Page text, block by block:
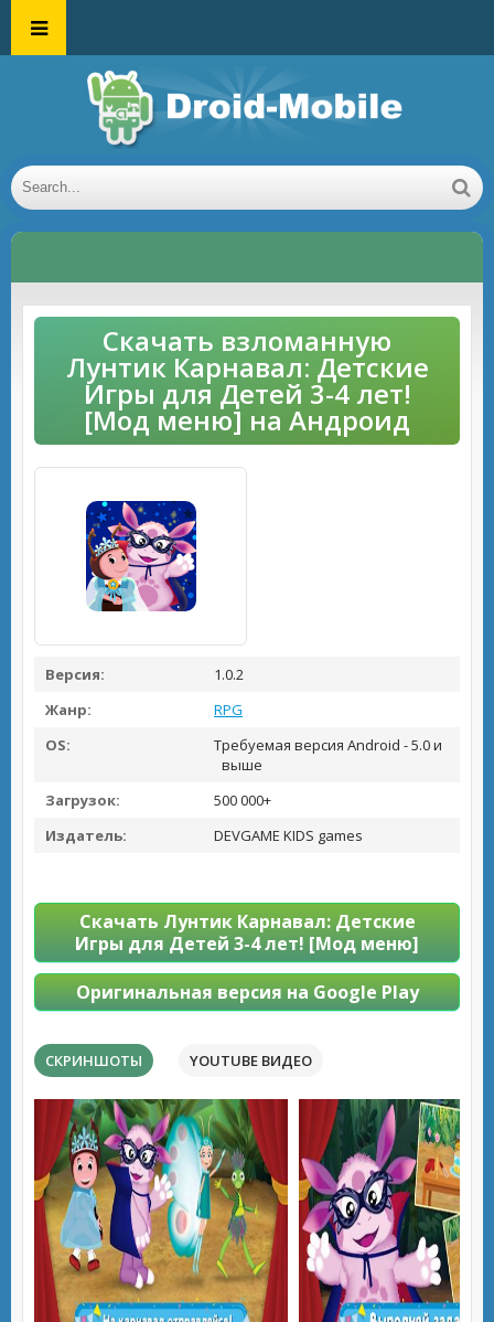
Скачать взломанную
Лунтик Карнавал: Детские
Игры для Детей 3-4 лет!
[Мод меню] на Андроид
Версия:
1.0.2
Жанр:
RPG
OS:
Требуемая версия Android - 5.0 и
выше
Загрузок:
500 000+
Издатель:
DEVGAME KIDS games
Скачать Лунтик Карнавал: Детские
Игры для Детей 3-4 лет! [Мод меню]
Оригинальная версия на Google Play
СКРИНШОТЫ YOUTUBE ВИДЕО